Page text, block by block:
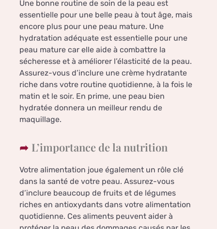
Une bonne routine de soin de la peau est
essentielle pour une belle peau à tout âge, mais
encore plus pour une peau mature. Une
hydratation adéquate est essentielle pour une
peau mature car elle aide à combattre la
sécheresse et à améliorer l’élasticité de la peau.
Assurez-vous d’inclure une crème hydratante
riche dans votre routine quotidienne, à la fois le
matin et le soir. En prime, une peau bien
hydratée donnera un meilleur rendu de
maquillage.
L’importance de la nutrition
Votre alimentation joue également un rôle clé
dans la santé de votre peau. Assurez-vous
d’inclure beaucoup de fruits et de légumes
riches en antioxydants dans votre alimentation
quotidienne. Ces aliments peuvent aider à